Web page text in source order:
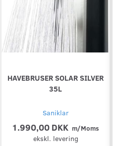
HAVEBRUSER SOLAR SILVER
35L
Saniklar
1.990,00 DKK m/Moms
ekskl. levering